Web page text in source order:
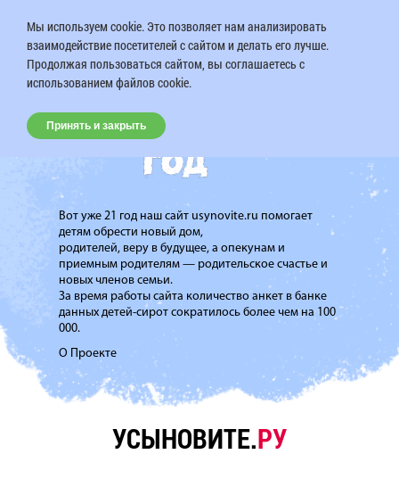
Вот уже 21 год наш сайт usynovite.ru помогает
детям обрести новый дом,
родителей, веру в будущее, а опекунам и
приемным родителям — родительское счастье и
новых членов семьи.
За время работы сайта количество анкет в банке
данных детей-сирот сократилось более чем на 100
000.
О Проекте
УСЫНОВИТЕ.РУ
Мы используем cookie. Это позволяет нам анализировать
взаимодействие посетителей с сайтом и делать его лучше.
Продолжая пользоваться сайтом, вы соглашаетесь с
использованием файлов cookie.
Принять и закрыть